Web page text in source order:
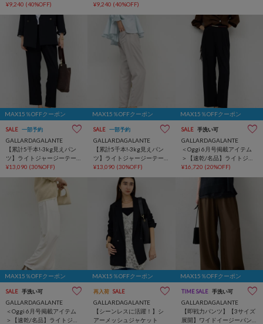
ツ】《8色６サイズ》ジャー
¥9,240 (40%OFF)
ツ】《8色６サイズ》ジャー
¥9,240 (40%OFF)
MAX15％OFFクーポン
SALE 一部予約
GALLARDAGALANTE
【累計5千本!-3kg見えパン
ツ】ライトジャージーテー
パードパンツ
¥13,090 (30%OFF)
MAX15％OFFクーポン
SALE 一部予約
GALLARDAGALANTE
【累計5千本!-3kg見えパン
ツ】ライトジャージーテー
パードパンツ
¥13,090 (30%OFF)
MAX15％OFFクーポン
SALE 手洗い可
GALLARDAGALANTE
＜Oggi 6月号掲載アイテム
＞【速乾/名品】ライトジャ
ージーワイドパンツ
¥16,720 (20%OFF)
MAX15％OFFクーポン
SALE 手洗い可
GALLARDAGALANTE
＜Oggi 6月号掲載アイテム
＞【速乾/名品】ライトジャ
MAX15％OFFクーポン
再入荷 SALE
GALLARDAGALANTE
【シーンレスに活躍！】シ
アーメッシュジャケット
MAX15％OFFクーポン
TIME SALE 手洗い可
GALLARDAGALANTE
【即戦力パンツ】【3サイズ
展開】ワイドイージーパン